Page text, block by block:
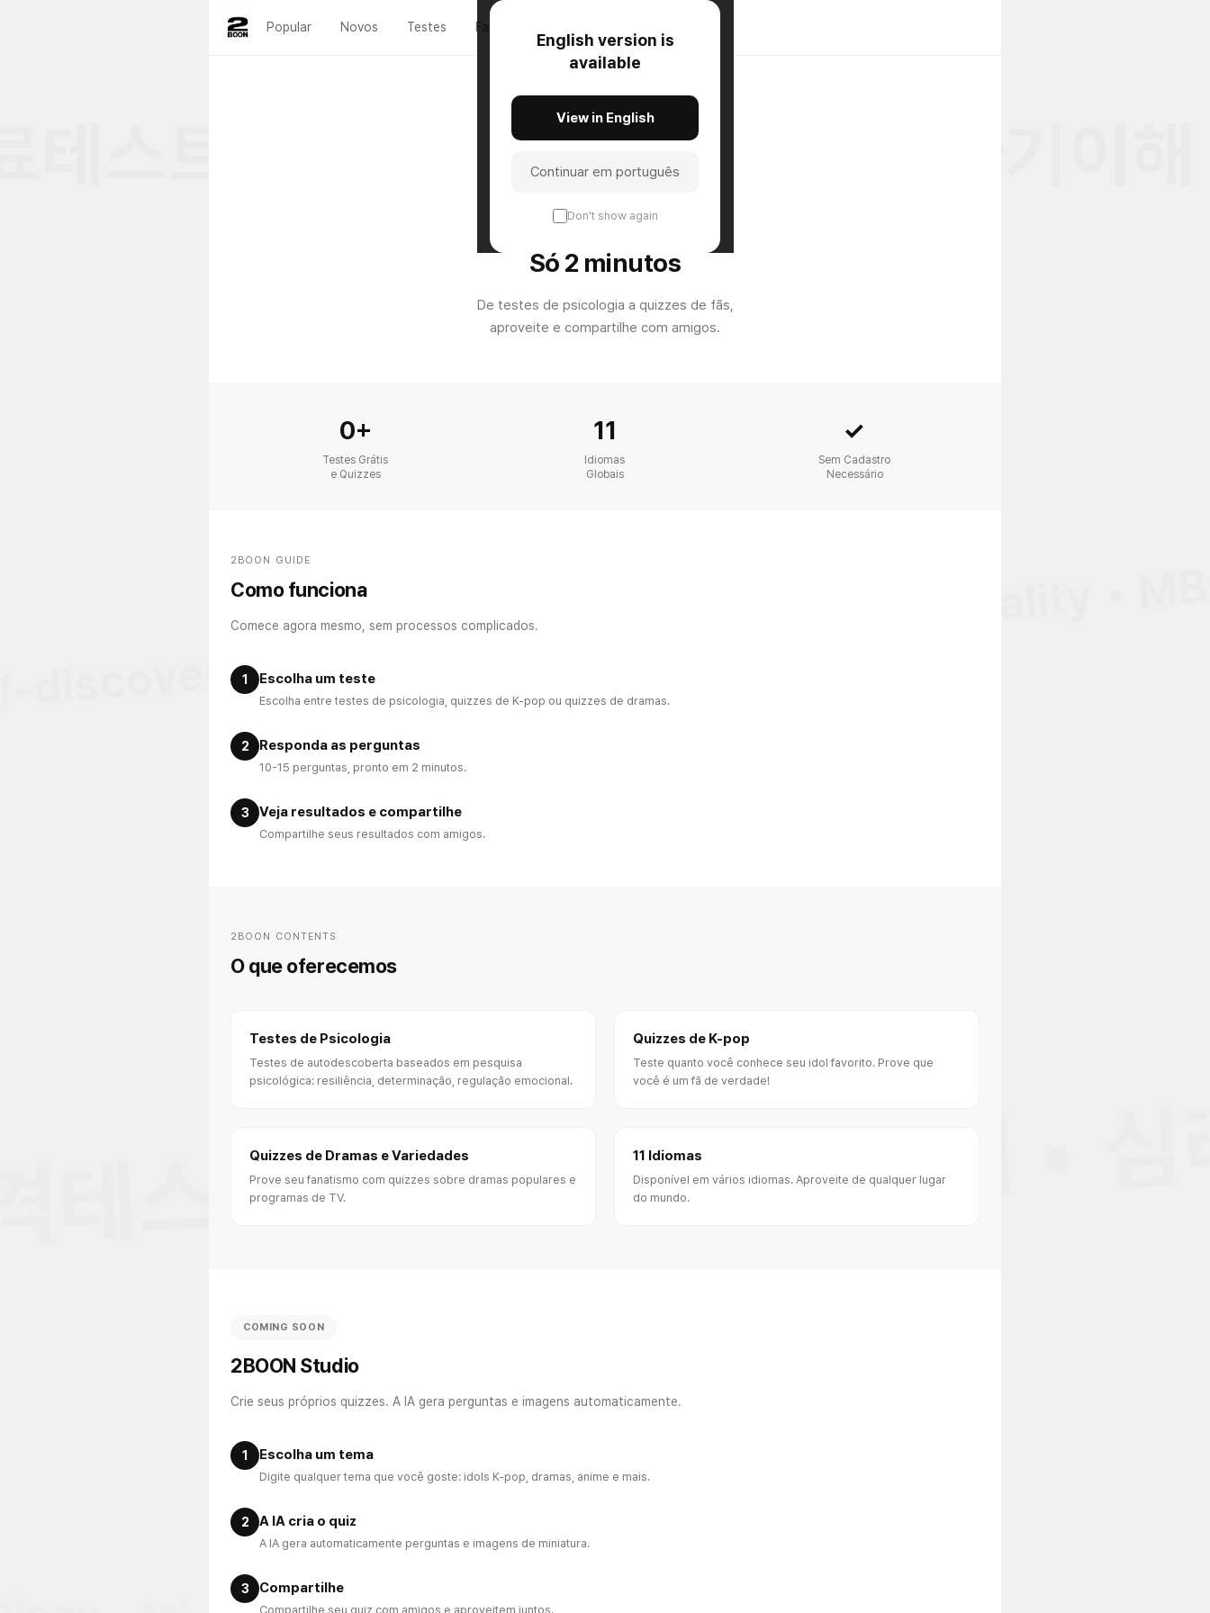
테스트 • 심리테스트 • MBTI • 자기이해
• Psychology • Mindset •
테스트 • MBTI • 자기이해 •
Popular Novos Testes
Só 2 minutos
De testes de psicologia a quizzes de fãs,
aproveite e compartilhe com amigos.
0+
Testes Grátis
e Quizzes
11
Idiomas
Globais
✓
Sem Cadastro
Necessário
2BOON GUIDE
Como funciona
Comece agora mesmo, sem processos complicados.
1 Escolha um teste
Escolha entre testes de psicologia, quizzes de K-pop ou quizzes de dramas.
2 Responda as perguntas
10-15 perguntas, pronto em 2 minutos.
3 Veja resultados e compartilhe
Compartilhe seus resultados com amigos.
2BOON CONTENTS
O que oferecemos
Testes de Psicologia
Testes de autodescoberta baseados em pesquisa
psicológica: resiliência, determinação, regulação emocional.
Quizzes de K-pop
Teste quanto você conhece seu idol favorito. Prove que
você é um fã de verdade!
Quizzes de Dramas e Variedades
Prove seu fanatismo com quizzes sobre dramas populares e
programas de TV.
11 Idiomas
Disponível em vários idiomas. Aproveite de qualquer lugar
do mundo.
COMING SOON
2BOON Studio
Crie seus próprios quizzes. A IA gera perguntas e imagens automaticamente.
1 Escolha um tema
Digite qualquer tema que você goste: idols K-pop, dramas, anime e mais.
2 A IA cria o quiz
A IA gera automaticamente perguntas e imagens de miniatura.
3 Compartilhe
Compartilhe seu quiz com amigos e aproveitem juntos.
English version is
available
View in English
Continuar em português
Don't show again